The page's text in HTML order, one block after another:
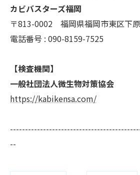
カビバスターズ福岡
〒813-0002 福岡県福岡市東区下
電話番号 : 090-8159-7525
【検査機関】
一般社団法人微生物対策協会
https://kabikensa.com/
--